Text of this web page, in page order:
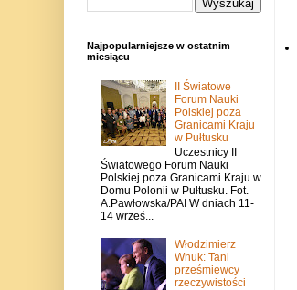
Najpopularniejsze w ostatnim
miesiącu
II Światowe
Forum Nauki
Polskiej poza
Granicami Kraju
w Pułtusku
Uczestnicy II
Światowego Forum Nauki
Polskiej poza Granicami Kraju w
Domu Polonii w Pułtusku. Fot.
A.Pawłowska/PAI W dniach 11-
14 wrześ...
Włodzimierz
Wnuk: Tani
prześmiewcy
rzeczywistości